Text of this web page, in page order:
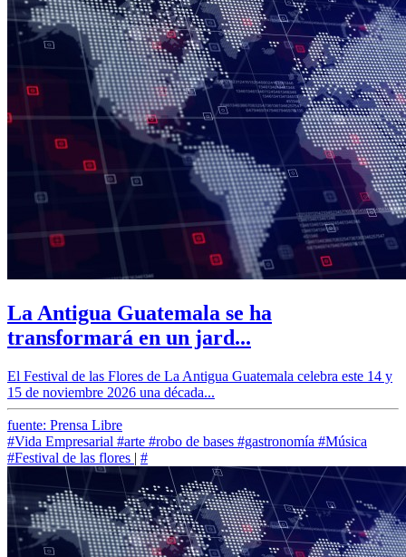
La Antigua Guatemala se ha
transformará en un jard...
El Festival de las Flores de La Antigua Guatemala celebra este 14 y
15 de noviembre 2026 una década...
fuente: Prensa Libre
#Vida Empresarial #arte #robo de bases #gastronomía #Música
#Festival de las flores | #